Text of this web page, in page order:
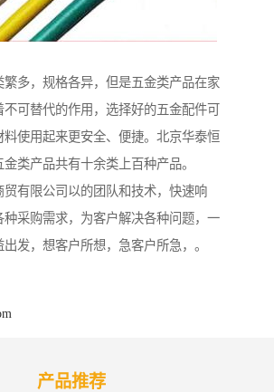
繁多，规格各异，但是五金类产品在家
可替代的作用，选择好的五金配件可
料使用起来更安全、便捷。北京华泰恒
类产品共有十余类上百种产品。
贸有限公司以的团队和技术，快速响
种采购需求，为客户解决各种问题，一
发，想客户所想，急客户所急，。
产品推荐